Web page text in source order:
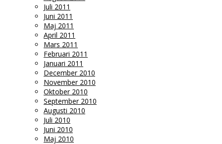
Juli 2011
Juni 2011
Maj 2011
April 2011
Mars 2011
Februari 2011
Januari 2011
December 2010
November 2010
Oktober 2010
September 2010
Augusti 2010
Juli 2010
Juni 2010
Maj 2010